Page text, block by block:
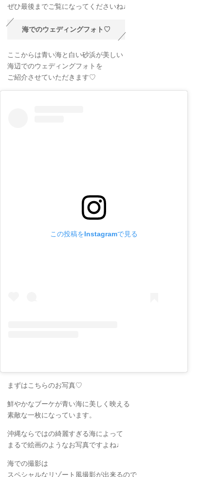
ぜひ最後までご覧になってくださいね♩
海でのウェディングフォト♡
ここからは青い海と白い砂浜が美しい
海辺でのウェディングフォトを
ご紹介させていただきます♡
この投稿をInstagramで見る
まずはこちらのお写真♡
鮮やかなブーケが青い海に美しく映える
素敵な一枚になっています。
沖縄ならではの綺麗すぎる海によって
まるで絵画のようなお写真ですよね♩
海での撮影は
スペシャルなリゾート風撮影が出来るので